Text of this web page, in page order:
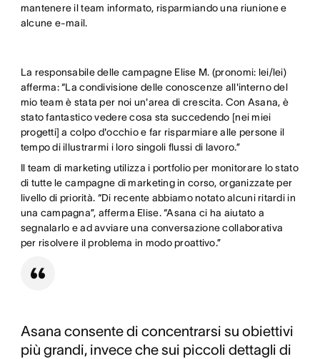
mantenere il team informato, risparmiando una riunione e
alcune e-mail.
La responsabile delle campagne Elise M. (pronomi: lei/lei)
afferma: “La condivisione delle conoscenze all'interno del
mio team è stata per noi un'area di crescita. Con Asana, è
stato fantastico vedere cosa sta succedendo [nei miei
progetti] a colpo d'occhio e far risparmiare alle persone il
tempo di illustrarmi i loro singoli flussi di lavoro.”
Il team di marketing utilizza i portfolio per monitorare lo stato
di tutte le campagne di marketing in corso, organizzate per
livello di priorità. “Di recente abbiamo notato alcuni ritardi in
una campagna”, afferma Elise. “Asana ci ha aiutato a
segnalarlo e ad avviare una conversazione collaborativa
per risolvere il problema in modo proattivo.”
Asana consente di concentrarsi su obiettivi
più grandi, invece che sui piccoli dettagli di